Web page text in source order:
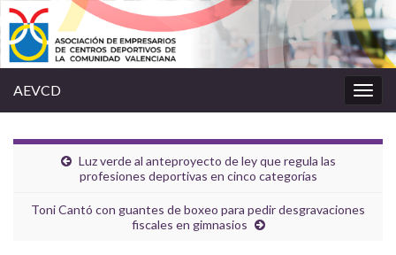
la
AEVCD
Luz verde al anteproyecto de ley que regula las
profesiones deportivas en cinco categorías
Toni Cantó con guantes de boxeo para pedir desgravaciones
fiscales en gimnasios